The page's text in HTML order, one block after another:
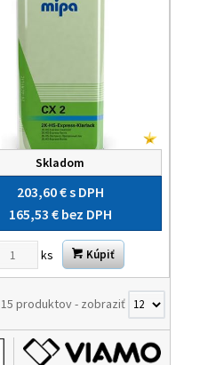
Skladom
203,60 €s DPH
165,53 € bez DPH
ks Kúpiť
15 produktov- zobraziť